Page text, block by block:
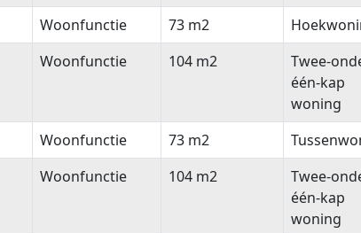
Woonfunctie 73 m2
Woonfunctie 104 m2
Twee-
één-kap
woning
Woonfunctie 73 m2
Woonfunctie 104 m2
Twee-
één-kap
woning